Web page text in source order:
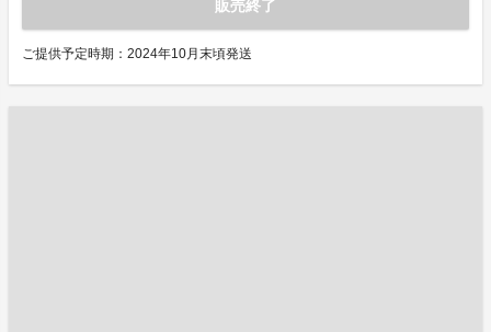
販売終了
ご提供予定時期：2024年10月末頃発送